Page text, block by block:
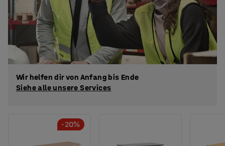
Wir helfen dir von Anfang bis Ende
Siehe alle unsere Services
-20%